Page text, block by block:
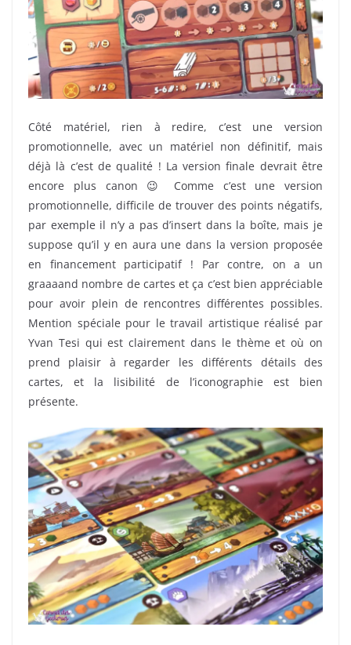
Côté matériel, rien à redire, c’est une version
promotionnelle, avec un matériel non définitif, mais
déjà là c’est de qualité ! La version finale devrait être
encore plus canon 😉 Comme c’est une version
promotionnelle, difficile de trouver des points négatifs,
par exemple il n’y a pas d’insert dans la boîte, mais je
suppose qu’il y en aura une dans la version proposée
en financement participatif ! Par contre, on a un
graaaand nombre de cartes et ça c’est bien appréciable
pour avoir plein de rencontres différentes possibles.
Mention spéciale pour le travail artistique réalisé par
Yvan Tesi qui est clairement dans le thème et où on
prend plaisir à regarder les différents détails des
cartes, et la lisibilité de l’iconographie est bien
présente.